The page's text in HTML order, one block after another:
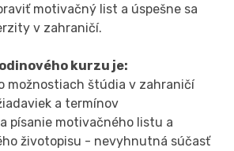
motivačný list a úspešne sa
v zahraničí.
kurzu je:
možnostiach štúdia v zahraničí
a termínov
písanie motivačného listu a
životopisu - nevyhnutná súčasť